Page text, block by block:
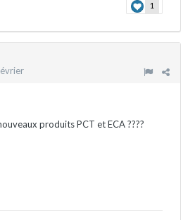
1
produits PCT et ECA ????